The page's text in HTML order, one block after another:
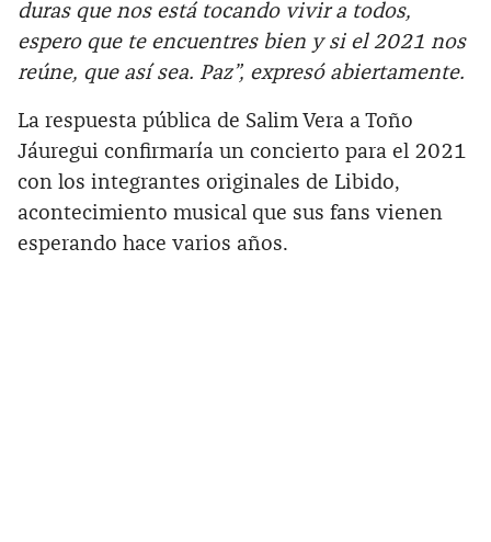
duras que nos está tocando vivir a todos,
espero que te encuentres bien y si el 2021 nos
reúne, que así sea. Paz”, expresó abiertamente.
La respuesta pública de Salim Vera a Toño
Jáuregui confirmaría un concierto para el 2021
con los integrantes originales de Libido,
acontecimiento musical que sus fans vienen
esperando hace varios años.